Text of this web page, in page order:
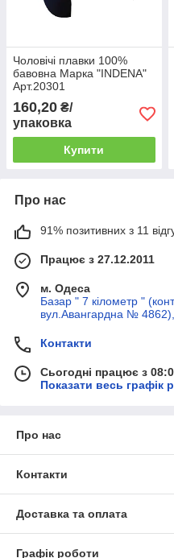
Чоловічі плавки 100%
бавовна Марка "INDENA"
Арт.20301
160,20 ₴/
упаковка
Купити
Про нас
91% позитивних з 11
Працює з 27.12.2011
м. Одеса
Базар " 7 кілометр "
вул.Авангардна №
Контакти
Сьогодні працює з
Показати весь графік
Про нас
Контакти
Доставка та оплата
Графік роботи